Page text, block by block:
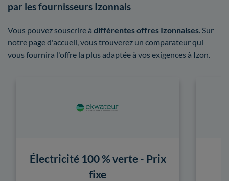
par les fournisseurs Izonnais
Vous pouvez souscrire à différentes offres Izonnaises . Sur
notre page d'accueil, vous trouverez un comparateur qui
vous fournira l'offre la plus adaptée à vos exigences à Izon.
Électricité 100 % verte - Prix
fixe